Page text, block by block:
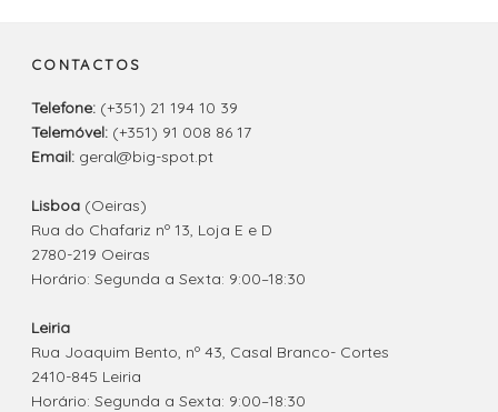
CONTACTOS
Telefone: (+351) 21 194 10 39
Telemóvel: (+351) 91 008 86 17
Email: geral@big-spot.pt
Lisboa (Oeiras)
Rua do Chafariz nº 13, Loja E e D
2780-219 Oeiras
Horário: Segunda a Sexta: 9:00–18:30
Leiria
Rua Joaquim Bento, nº 43, Casal Branco- Cortes
2410-845 Leiria
Horário: Segunda a Sexta: 9:00–18:30